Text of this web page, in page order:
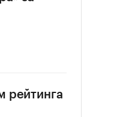
рейтинга